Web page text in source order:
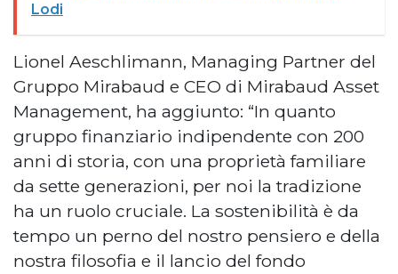
Lodi
Lionel Aeschlimann, Managing Partner del
Gruppo Mirabaud e CEO di Mirabaud Asset
Management, ha aggiunto: “In quanto
gruppo finanziario indipendente con 200
anni di storia, con una proprietà familiare
da sette generazioni, per noi la tradizione
ha un ruolo cruciale. La sostenibilità è da
tempo un perno del nostro pensiero e della
nostra filosofia e il lancio del fondo